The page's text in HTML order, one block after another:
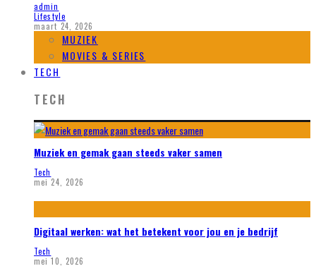
admin
Lifestyle
maart 24, 2026
MUZIEK
MOVIES & SERIES
TECH
TECH
Muziek en gemak gaan steeds vaker samen
Tech
mei 24, 2026
Digitaal werken: wat het betekent voor jou en je bedrijf
Tech
mei 10, 2026